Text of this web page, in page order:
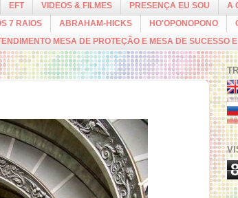
EFT VIDEOS & FILMES PRESENÇA EU SOU
A
7 RAIOS ABRAHAM-HICKS HO'OPONOPONO
MESA DE PROTEÇÃO E MESA DE SUCESSO